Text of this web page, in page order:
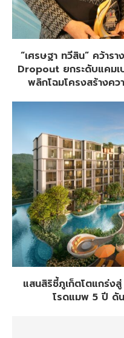
“เศรษฐา ทวีสิน” คว้าร
Dropout ยกระดับแคมเ
พลิกโฉมโครงสร้างคว
แสนสิริชี้ภูเก็ตโตแกร่งสู่
โรดแมพ 5 ปี ดั